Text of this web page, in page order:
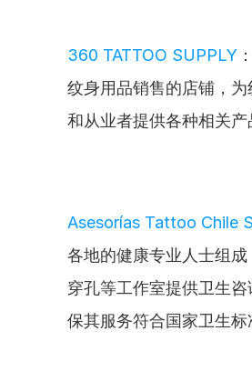
360 TATTOO SUPPLY
纹身用品销售的店铺，为
和从业者提供各种相关产
Asesorías Tattoo Chile
各地的健康专业人士组成
穿孔等工作室提供卫生
保其服务符合国家卫生标